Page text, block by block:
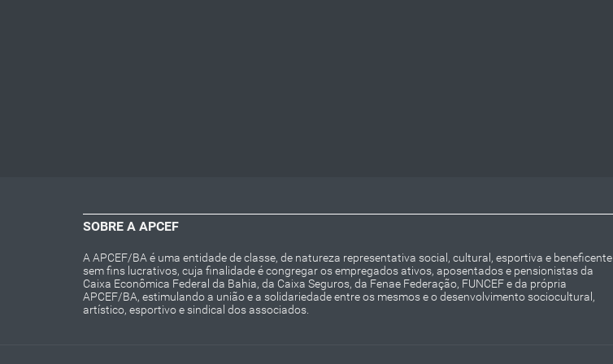
SOBRE A APCEF
A APCEF/BA é uma entidade de classe, de natureza representativa social, cultural, esportiva e beneficente
sem fins lucrativos, cuja finalidade é congregar os empregados ativos, aposentados e pensionistas da
Caixa Econômica Federal da Bahia, da Caixa Seguros, da Fenae Federação, FUNCEF e da própria
APCEF/BA, estimulando a união e a solidariedade entre os mesmos e o desenvolvimento sociocultural,
artístico, esportivo e sindical dos associados.